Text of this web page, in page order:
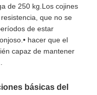
de 250 kg.Los cojines
que no se
de estar
hacer que el
capaz de mantener
básicas del